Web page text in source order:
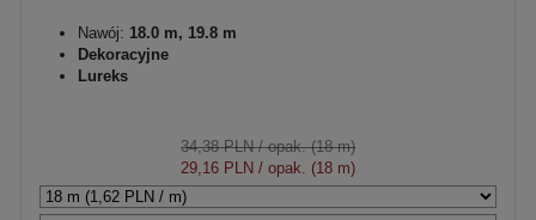
Nawój: 18.0 m, 19.8 m
Dekoracyjne
Lureks
34,38 PLN/ opak. (18 m)
29,16 PLN / opak. (18 m)